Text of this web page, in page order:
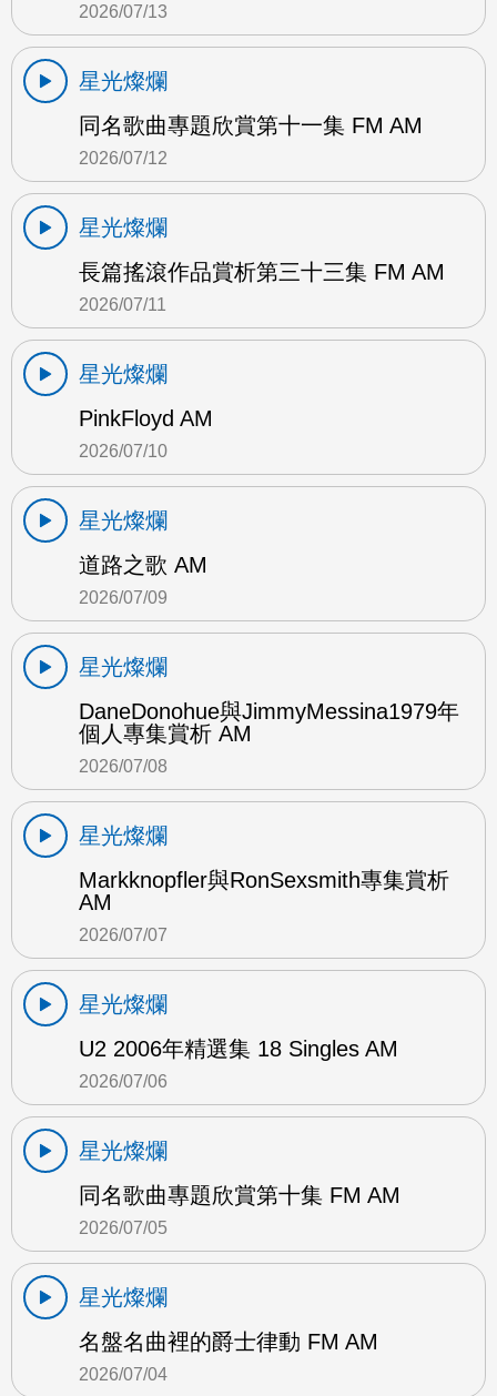
2026/07/13
星光燦爛
同名歌曲專題欣賞第十一集 FM AM
2026/07/12
星光燦爛
長篇搖滾作品賞析第三十三集 FM AM
2026/07/11
星光燦爛
PinkFloyd AM
2026/07/10
星光燦爛
道路之歌 AM
2026/07/09
星光燦爛
DaneDonohue與JimmyMessina1979年
個人專集賞析 AM
2026/07/08
星光燦爛
Markknopfler與RonSexsmith專集賞析
AM
2026/07/07
星光燦爛
U2 2006年精選集 18 Singles AM
2026/07/06
星光燦爛
同名歌曲專題欣賞第十集 FM AM
2026/07/05
星光燦爛
名盤名曲裡的爵士律動 FM AM
2026/07/04